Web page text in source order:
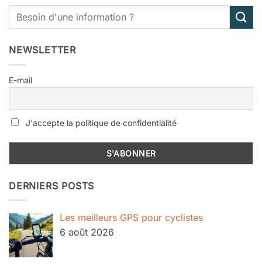
NEWSLETTER
E-mail
J'accepte la politique de confidentialité
DERNIERS POSTS
Les meilleurs GPS pour cyclistes
6 août 2026